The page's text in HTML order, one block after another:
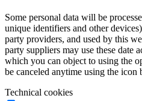
Some personal data will be
unique identifiers and other
party providers, and used by this
party suppliers may use these date
which you can object to using the
be canceled anytime using the icon
Technical cookies